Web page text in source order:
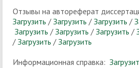
Отзывы на автореферат
Загрузить / Загрузить / Загрузить /
Загрузить / Загрузить / Загрузить /
/ Загрузить / Загрузить
Информационная справка: